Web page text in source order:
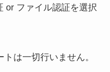
or ファイル認証を選択
は一切行いません。